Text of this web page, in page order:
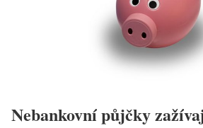
Nebankovní půjčky